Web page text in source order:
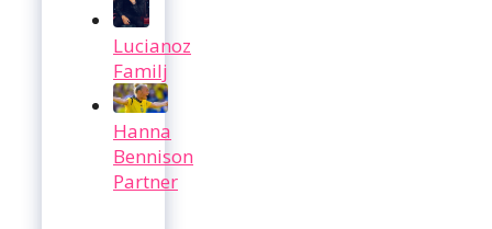
Lucianoz
Familj
Hanna
Bennison
Partner